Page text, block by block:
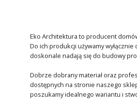
Eko Architektura to producent
Do ich produkcji używamy
doskonale nadają się do budowy
Dobrze dobrany materiał oraz
dostępnych na stronie naszego
poszukamy idealnego wariantu i